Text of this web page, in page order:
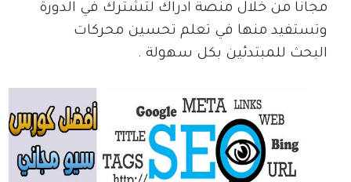
مجاناً من خلال منصة ادراك لتشترك في الدورة
وتستفيد منها في تعلم تحسين محركات
البحث للمبتدئين بكل سهولة .